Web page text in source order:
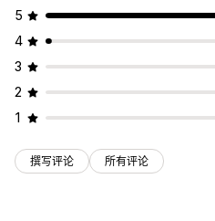
文件安全性
许可密钥 文件加密 密码保护 水
5
4
3
2
1
撰写评论 所有评论